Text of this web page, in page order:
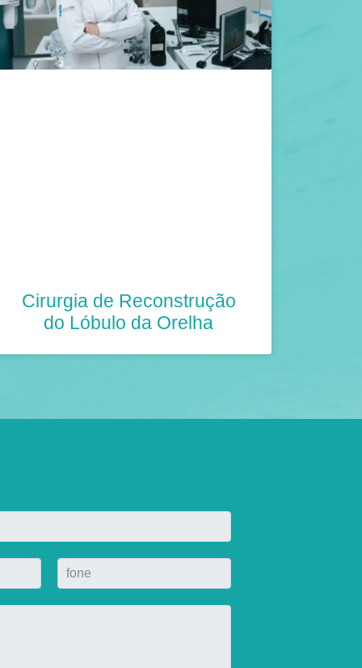
Cirurgia de Reconstrução
do Lóbulo da Orelha